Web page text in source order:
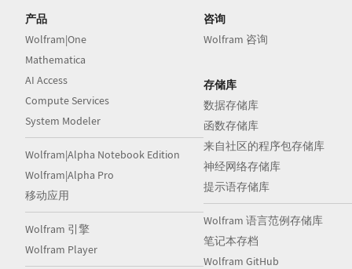
产品
Wolfram|One
Mathematica
AI Access
Compute Services
System Modeler
Wolfram|Alpha Notebook Edition
Wolfram|Alpha Pro
移动应用
Wolfram 引擎
Wolfram Player
咨询
Wolfram 咨询
存储库
数据存储库
函数存储库
来自社区的程序包存储库
神经网络存储库
提示语存储库
Wolfram 语言范例存储库
笔记本存档
Wolfram GitHub